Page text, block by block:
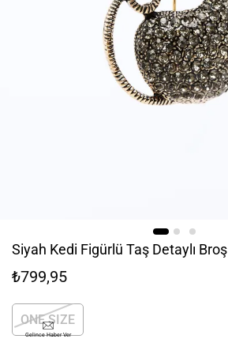
Siyah Kedi Figürlü Taş Detaylı Broş
₺799,95
ONE SIZE
Gelince Haber Ver